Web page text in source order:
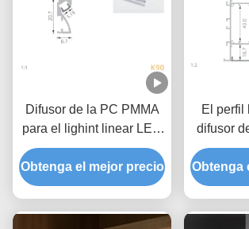
Difusor de la PC PMMA
para el lighint linear LED
del perfil de aluminio de
la pared de 30D
Obtenga el mejor precio
El perfil
difusor
canal de
Obtenga